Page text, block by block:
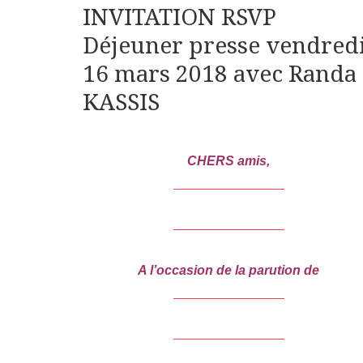
INVITATION RSVP
Déjeuner presse
16 mars 2018 avec Randa
KASSIS
CHERS amis,
A l’occasion de la parution de